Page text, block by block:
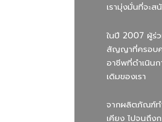
เรามุ่งมั่นที่จะ
ในปี 2007 ผู้ร่
สัญญาที่ครอบค
อาชีพที่ดำเนิน
เดิมของเรา
จากผลิตภัณฑ์ท
เคียง ไปจนถึง